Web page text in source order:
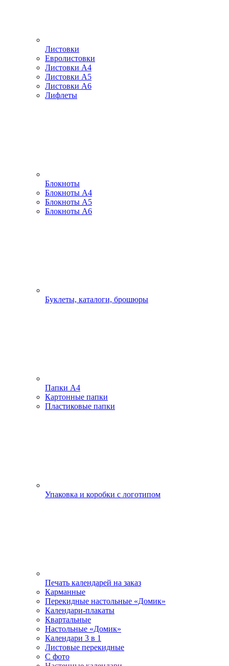
Листовки
Евролистовки
Листовки А4
Листовки А5
Листовки А6
Лифлеты
Блокноты
Блокноты А4
Блокноты А5
Блокноты А6
Буклеты, каталоги, брошюры
Папки А4
Картонные папки
Пластиковые папки
Упаковка и коробки с логотипом
Печать календарей на заказ
Карманные
Перекидные настольные «Домик»
Календари-плакаты
Квартальные
Настольные «Домик»
Календари 3 в 1
Листовые перекидные
С фото